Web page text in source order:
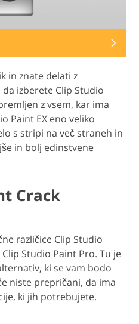
in znate delati z
izberete Clip Studio
z vsem, kar ima
Paint EX eno veliko
s stripi na več straneh in
in bolj edinstvene
Crack
različice Clip Studio
Studio Paint Pro. Tu je
ki se vam bodo
niste prepričani, da ima
ki jih potrebujete.